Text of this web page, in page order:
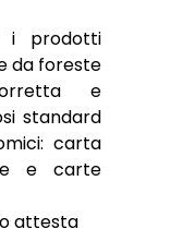
i prodotti
da foreste
e
standard
carta
e carte
attesta